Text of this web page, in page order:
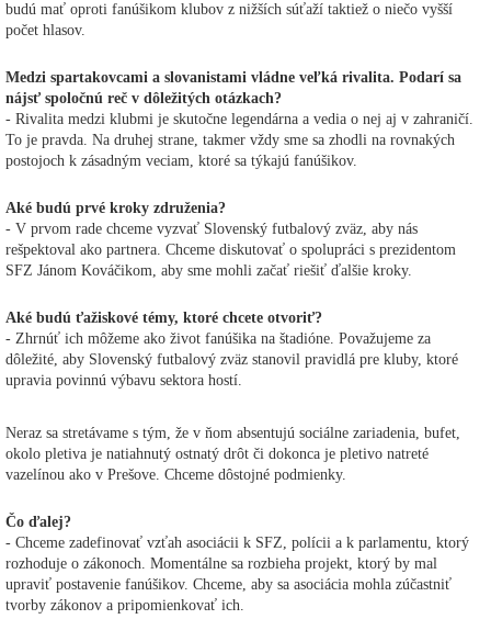
budú mať oproti fanúšikom klubov z nižších súťaží taktiež o niečo vyšší
počet hlasov.
Medzi spartakovcami a slovanistami vládne veľká rivalita. Podarí sa
nájsť spoločnú reč v dôležitých otázkach?
- Rivalita medzi klubmi je skutočne legendárna a vedia o nej aj v zahraničí.
To je pravda. Na druhej strane, takmer vždy sme sa zhodli na rovnakých
postojoch k zásadným veciam, ktoré sa týkajú fanúšikov.
Aké budú prvé kroky združenia?
- V prvom rade chceme vyzvať Slovenský futbalový zväz, aby nás
rešpektoval ako partnera. Chceme diskutovať o spolupráci s prezidentom
SFZ Jánom Kováčikom, aby sme mohli začať riešiť ďalšie kroky.
Aké budú ťažiskové témy, ktoré chcete otvoriť?
- Zhrnúť ich môžeme ako život fanúšika na štadióne. Považujeme za
dôležité, aby Slovenský futbalový zväz stanovil pravidlá pre kluby, ktoré
upravia povinnú výbavu sektora hostí.
Neraz sa stretávame s tým, že v ňom absentujú sociálne zariadenia, bufet,
okolo pletiva je natiahnutý ostnatý drôt či dokonca je pletivo natreté
vazelínou ako v Prešove. Chceme dôstojné podmienky.
Čo ďalej?
- Chceme zadefinovať vzťah asociácii k SFZ, polícii a k parlamentu, ktorý
rozhoduje o zákonoch. Momentálne sa rozbieha projekt, ktorý by mal
upraviť postavenie fanúšikov. Chceme, aby sa asociácia mohla zúčastniť
tvorby zákonov a pripomienkovať ich.